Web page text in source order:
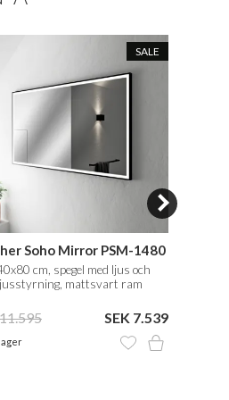
SALE
Soho Mirror PSM-1480
cm, spegel med ljus och
mattsvart ram
SEK 7.539